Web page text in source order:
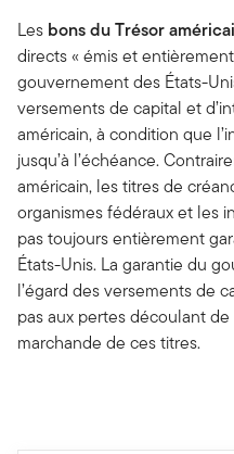
Les bons du Trésor
directs « émis et
gouvernement des États-
versements de capital et
américain, à condition que
jusqu’à l’échéance.
américain, les titres de
organismes fédéraux et les
pas toujours entièrement
États-Unis. La garantie du
l’égard des versements de
pas aux pertes découlant
marchande de ces titres.